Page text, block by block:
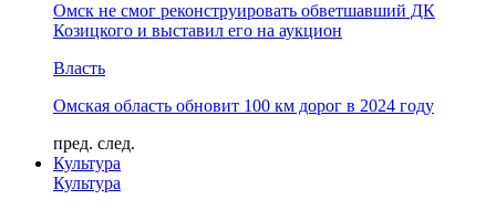
Омск не смог реконструировать обветшавший ДК
Козицкого и выставил его на аукцион
Власть
Омская область обновит 100 км дорог в 2024 году
пред. след.
Культура
Культура